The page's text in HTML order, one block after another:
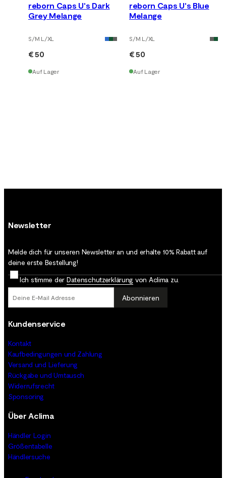
reborn Caps U's Dark
Grey Melange
S/M L/XL
€ 50
Auf Lager
reborn Caps U's Blue
Melange
S/M L/XL
€ 50
Auf Lager
Newsletter
Melde dich für unseren Newsletter an und erhalte 10% Rabatt auf
deine erste Bestellung!
Ich stimme der Datenschutz­erklärung von Aclima zu.
Abonnieren
Kundenservice
Kontakt
Kaufbedingungen und Zahlung
Versand und Lieferung
Rückgabe und Umtausch
Widerrufsrecht
Sponsoring
Über Aclima
Händler Login
Größentabelle
Händlersuche